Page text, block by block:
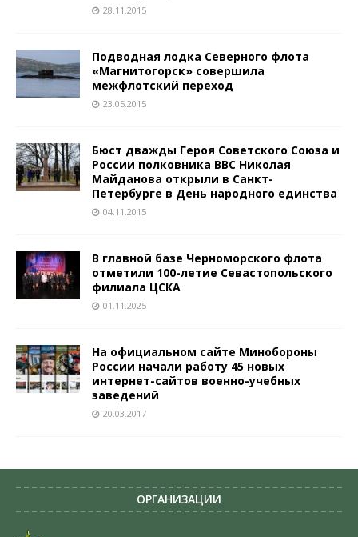
28.11.2015
Подводная лодка Северного флота
«Магнитогорск» совершила
межфлотский переход
23.05.2015
Бюст дважды Героя Советского Союза и
России полковника ВВС Николая
Майданова открыли в Санкт-
Петербурге в День народного единства
04.11.2015
В главной базе Черноморского флота
отметили 100-летие Севастопольского
филиала ЦСКА
01.11.2025
На официальном сайте Минобороны
России начали работу 45 новых
интернет-сайтов военно-учебных
заведений
20.03.2017
ОРГАНИЗАЦИИ